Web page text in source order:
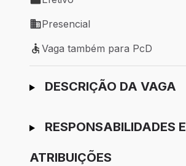
Tipo de vaga: Efetivo
Modelo de trabalho: Presencial
Presencial
Vaga também para PcD
Vaga também para PcD
Ir para candidatura
DESCRIÇÃO DA VAGA
RESPONSABILIDADES E
ATRIBUIÇÕES